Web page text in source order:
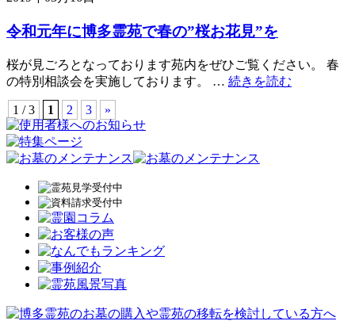
令和元年に博多霊苑で春の”桜お花見”を
桜が見ごろとなっております苑内をぜひご覧ください。 春
の特別相談会を実施しております。 … 続きを読む
1 / 3 1 2 3 »